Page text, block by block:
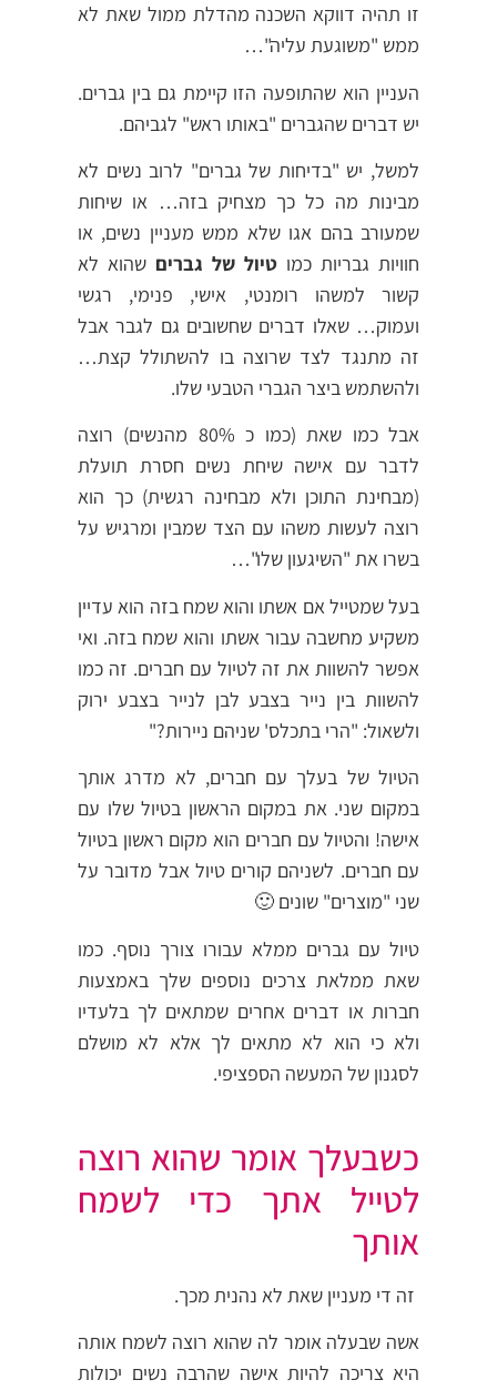
זו תהיה דווקא השכנה מהדלת ממול שאת לא
ממש "משוגעת עליה"…
העניין הוא שהתופעה הזו קיימת גם בין גברים.
יש דברים שהגברים "באותו ראש" לגביהם.
למשל, יש "בדיחות של גברים" לרוב נשים לא
מבינות מה כל כך מצחיק בזה… או שיחות
שמעורב בהם אגו שלא ממש מעניין נשים, או
חוויות גבריות כמו טיול של גברים שהוא לא
קשור למשהו רומנטי, אישי, פנימי, רגשי
ועמוק… שאלו דברים שחשובים גם לגבר אבל
זה מתנגד לצד שרוצה בו להשתולל קצת…
ולהשתמש ביצר הגברי הטבעי שלו.
אבל כמו שאת (כמו כ 80% מהנשים) רוצה
לדבר עם אישה שיחת נשים חסרת תועלת
(מבחינת התוכן ולא מבחינה רגשית) כך הוא
רוצה לעשות משהו עם הצד שמבין ומרגיש על
בשרו את "השיגעון שלו"…
בעל שמטייל אם אשתו והוא שמח בזה הוא עדיין
משקיע מחשבה עבור אשתו והוא שמח בזה. ואי
אפשר להשוות את זה לטיול עם חברים. זה כמו
להשוות בין נייר בצבע לבן לנייר בצבע ירוק
ולשאול: "הרי בתכלס' שניהם ניירות?"
הטיול של בעלך עם חברים, לא מדרג אותך
במקום שני. את במקום הראשון בטיול שלו עם
אישה! והטיול עם חברים הוא מקום ראשון בטיול
עם חברים. לשניהם קורים טיול אבל מדובר על
שני "מוצרים" שונים 🙂
טיול עם גברים ממלא עבורו צורך נוסף. כמו
שאת ממלאת צרכים נוספים שלך באמצעות
חברות או דברים אחרים שמתאים לך בלעדיו
ולא כי הוא לא מתאים לך אלא לא מושלם
לסגנון של המעשה הספציפי.
כשבעלך אומר שהוא רוצה
לטייל אתך כדי לשמח
אותך
זה די מעניין שאת לא נהנית מכך.
אשה שבעלה אומר לה שהוא רוצה לשמח אותה
היא צריכה להיות אישה שהרבה נשים יכולות